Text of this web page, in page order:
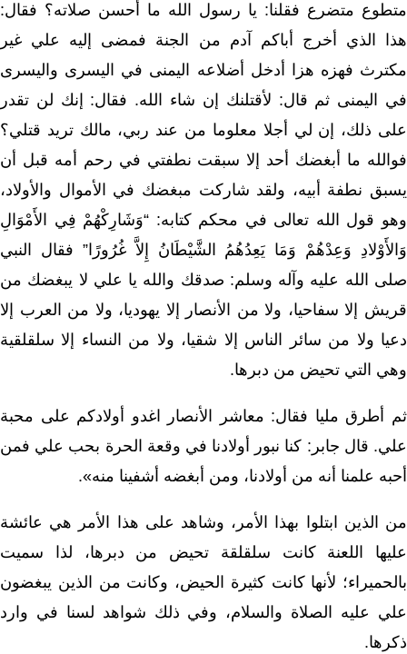
متطوع متضرع فقلنا: يا رسول الله ما أحسن صلاته؟ فقال:
هذا الذي أخرج أباكم آدم من الجنة فمضى إليه علي غير
مكترث فهزه هزا أدخل أضلاعه اليمنى في اليسرى واليسرى
في اليمنى ثم قال: لأقتلنك إن شاء الله. فقال: إنك لن تقدر
على ذلك، إن لي أجلا معلوما من عند ربي، مالك تريد قتلي؟
فوالله ما أبغضك أحد إلا سبقت نطفتي في رحم أمه قبل أن
يسبق نطفة أبيه، ولقد شاركت مبغضك في الأموال والأولاد،
وهو قول الله تعالى في محكم كتابه: “وَشَارِكْهُمْ فِي الأَمْوَالِ
وَالأَوْلادِ وَعِدْهُمْ وَمَا يَعِدُهُمُ الشَّيْطَانُ إِلاَّ غُرُورًا” فقال النبي
صلى الله عليه وآله وسلم: صدقك والله يا علي لا يبغضك من
قريش إلا سفاحيا، ولا من الأنصار إلا يهوديا، ولا من العرب إلا
دعيا ولا من سائر الناس إلا شقيا، ولا من النساء إلا سلقلقية
وهي التي تحيض من دبرها.
ثم أطرق مليا فقال: معاشر الأنصار اغدو أولادكم على محبة
علي. قال جابر: كنا نبور أولادنا في وقعة الحرة بحب علي فمن
أحبه علمنا أنه من أولادنا، ومن أبغضه أشفينا منه».
من الذين ابتلوا بهذا الأمر، وشاهد على هذا الأمر هي عائشة
عليها اللعنة كانت سلقلقة تحيض من دبرها، لذا سميت
بالحميراء؛ لأنها كانت كثيرة الحيض، وكانت من الذين يبغضون
علي عليه الصلاة والسلام، وفي ذلك شواهد لسنا في وارد
ذكرها.